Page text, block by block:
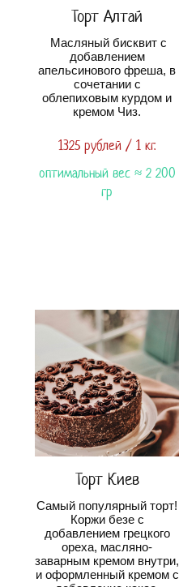
Торт Алтай
Масляный бисквит с
добавлением
апельсинового фреша, в
сочетании с
облепиховым курдом и
кремом Чиз.
1325 рублей / 1 кг.
оптимальный вес ≈ 2 200
гр
Торт Киев
Самый популярный торт!
Коржи безе с
добавлением грецкого
ореха, масляно-
заварным кремом внутри,
и оформленный кремом с